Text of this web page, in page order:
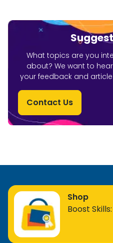
What topics are you
about? We want to
your feedback and
Contact Us
Shop
Boost